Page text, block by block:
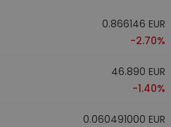
0.866146 EUR
-2.70%
46.890 EUR
-1.40%
0.060491000 EUR